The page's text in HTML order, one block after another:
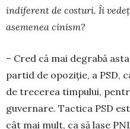
indiferent de costuri. Îi
asemenea cinism?
– Cred că mai degrabă
partid de opoziție, a PSD,
de trecerea timpului,
guvernare. Tactica PSD
cât mai mult, ca să lase